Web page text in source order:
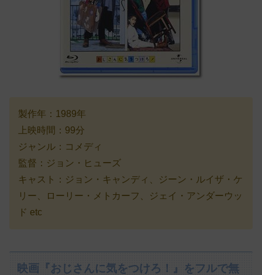
製作年：1989年
上映時間：99分
ジャンル：コメディ
監督：ジョン・ヒューズ
キャスト：ジョン・キャンディ、ジーン・ルイザ・ケ
リー、ローリー・メトカーフ、ジェイ・アンダーウッ
ド etc
映画『おじさんに気をつけろ！』をフルで無